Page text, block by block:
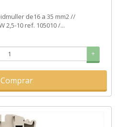
de16 a 35 mm2 //
2,5-10 ref. 105010 /...
+
Comprar